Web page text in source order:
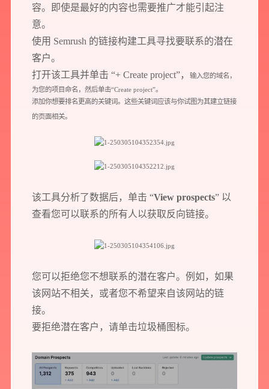
预约我们的数字化专家
1v1为您提供服务
实施方案及对应预算等
您需要： 网站建设 数字产品研发
SEO搜索优化
您希望： 预约面谈 在线视频会议 电话 / 微信沟通
容。即使是最好的内容也需要推广才能引起注
意。
使用 Semrush 的链接构建工具寻找要联系的潜在
客户。
打开该工具并单击 “+ Create project”，输入您的域名，
为您的项目命名，然后单击“Create project”。
添加你想要排名更高的关键词。这些关键词应该与你试图为其建立链接
的页面相关。
该工具分析了数据后，单击 “View prospects” 以
查看您可以联系的所有人以获取反向链接。
您可以拒绝您不想联系的潜在客户。例如，如果
该网站不相关，或者您不希望来自该网站的链
接。
要拒绝潜在客户，请单击垃圾桶图标。